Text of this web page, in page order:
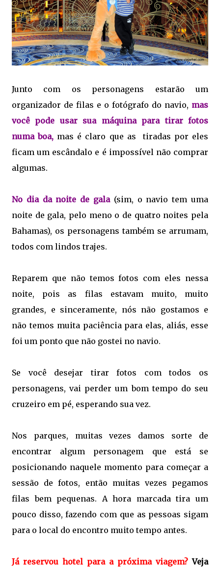
Junto com os personagens estarão um
organizador de filas e o fotógrafo do navio, mas
você pode usar sua máquina para tirar fotos
numa boa, mas é claro que as tiradas por eles
ficam um escândalo e é impossível não comprar
algumas.
No dia da noite de gala(sim, o navio tem uma
noite de gala, pelo meno o de quatro noites pela
Bahamas), os personagens também se arrumam,
todos com lindos trajes.
Reparem que não temos fotos com eles nessa
noite, pois as filas estavam muito, muito
grandes, e sinceramente, nós não gostamos e
não temos muita paciência para elas, aliás, esse
foi um ponto que não gostei no navio.
Se você desejar tirar fotos com todos os
personagens, vai perder um bom tempo do seu
cruzeiro em pé, esperando sua vez.
Nos parques, muitas vezes damos sorte de
encontrar algum personagem que está se
posicionando naquele momento para começar a
sessão de fotos, então muitas vezes pegamos
filas bem pequenas. A hora marcada tira um
pouco disso, fazendo com que as pessoas sigam
para o local do encontro muito tempo antes.
Já reservou hotel para a próxima viagem?Veja